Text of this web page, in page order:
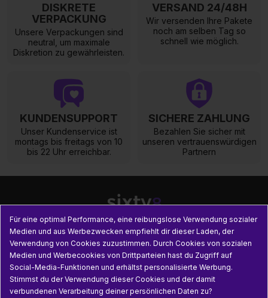
DISKRETE
VERPACKUNG
Unsere Verpackungen sind
neutral, um maximale
Diskretion zu gewährleisten.
VERSAND 24/48H
Wir versenden Ihre Pakete
noch am selben Tag so
schnell wie möglich.
KUNDENSUPPORT
Unser Kundenservice ist
montags bis freitags von 10
bis 22 Uhr erreichbar.
SICHERE ZAHLUNG
Bezahlen Sie sicher mit
unseren vertrauenswürdigen
Partnern
UNSERE PRODUKTE 
PRAKTISCHE INFORMATIONEN
Für eine optimal Performance, eine reibungslose Verwendung sozialer
Medien und aus Werbezwecken empfiehlt dir dieser Laden, der
Verwendung von Cookies zuzustimmen. Durch Cookies von sozialen
Medien und Werbecookies von Drittparteien hast du Zugriff auf
Social-Media-Funktionen und erhältst personalisierte Werbung.
Stimmst du der Verwendung dieser Cookies und der damit
verbundenen Verarbeitung deiner persönlichen Daten zu?